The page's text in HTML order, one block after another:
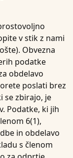
v stik z nami
Obvezna
podatke
obdelavo
poslati brez
se zbirajo, je
Podatke, ki jih
6(1),
in obdelavo
s členom